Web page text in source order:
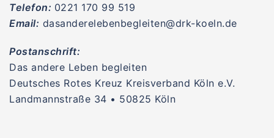
Telefon: 0221 170 99 519
Email: dasanderelebenbegleiten@drk-koeln.de
Postanschrift:
Das andere Leben begleiten
Deutsches Rotes Kreuz Kreisverband Köln e.V.
Landmannstraße 34 • 50825 Köln